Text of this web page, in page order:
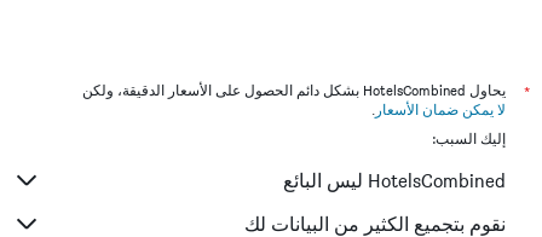
*
يحاول HotelsCombined بشكل دائم الحصول على الأسعار الدقيقة، ولكن
لا يمكن ضمان الأسعار .
إليك السبب:
HotelsCombined ليس البائع
نقوم بتجميع الكثير من البيانات لك